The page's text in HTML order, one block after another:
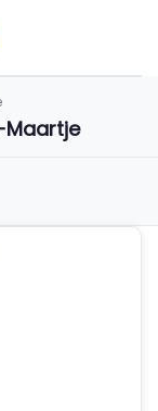
Maartje